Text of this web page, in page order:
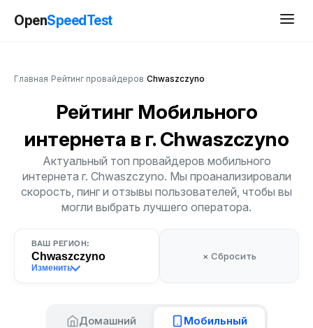
OpenSpeedTest
Главная Рейтинг провайдеров Chwaszczyno
Рейтинг Мобильного
интернета в г. Chwaszczyno
Актуальный топ провайдеров мобильного
интернета г. Chwaszczyno. Мы проанализировали
скорость, пинг и отзывы пользователей, чтобы вы
могли выбрать лучшего оператора.
ВАШ РЕГИОН:
Chwaszczyno
Изменить
× Сбросить
Домашний Мобильный